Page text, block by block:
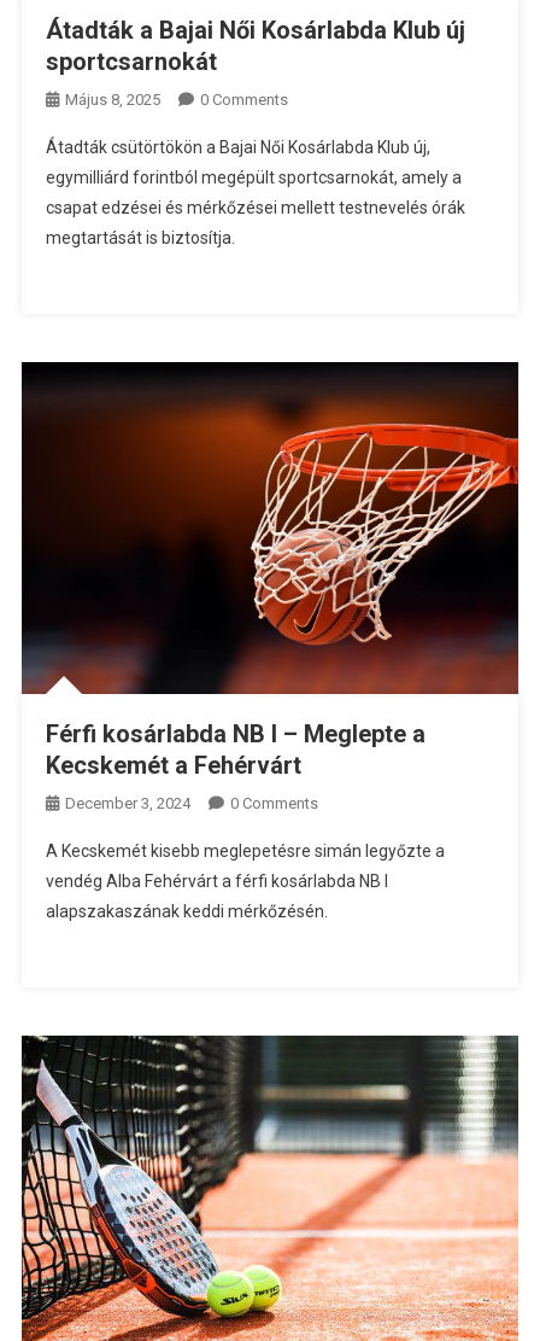
Átadták a Bajai Női Kosárlabda Klub új
sportcsarnokát
Május 8, 2025 0 Comments
Átadták csütörtökön a Bajai Női Kosárlabda Klub új,
egymilliárd forintból megépült sportcsarnokát, amely a
csapat edzései és mérkőzései mellett testnevelés órák
megtartását is biztosítja.
Férfi kosárlabda NB I – Meglepte a
Kecskemét a Fehérvárt
December 3, 2024 0 Comments
A Kecskemét kisebb meglepetésre simán legyőzte a
vendég Alba Fehérvárt a férfi kosárlabda NB I
alapszakaszának keddi mérkőzésén.